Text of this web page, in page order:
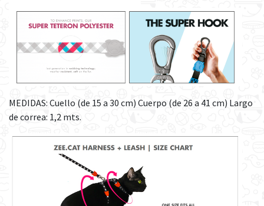
MEDIDAS: Cuello (de 15 a 30 cm) Cuerpo (de 26 a 41 cm) Largo
de correa: 1,2 mts.